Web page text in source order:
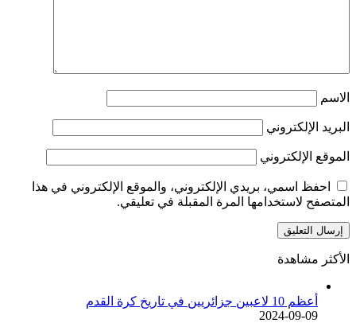
الاسم
البريد الإلكتروني
الموقع الإلكتروني
احفظ اسمي، بريدي الإلكتروني، والموقع الإلكتروني في هذا
المتصفح لاستخدامها المرة المقبلة في تعليقي.
الأكثر مشاهدة
أعظم 10 لاعبين جزائريين في تاريخ كرة القدم
2024-09-09